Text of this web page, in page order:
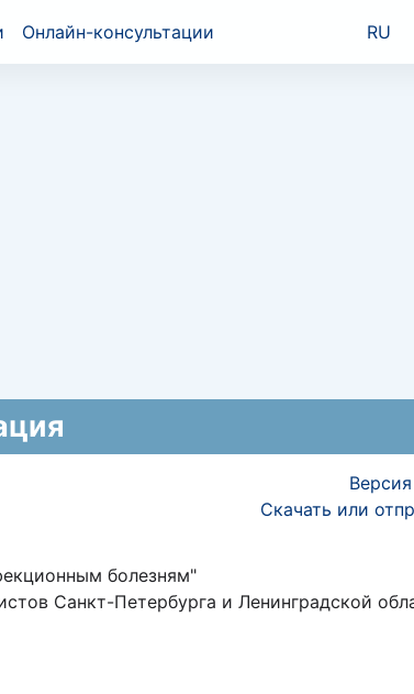
Онлайн-консультации RU
Скачать или
болезням"
Санкт-Петербурга и Ленинградской